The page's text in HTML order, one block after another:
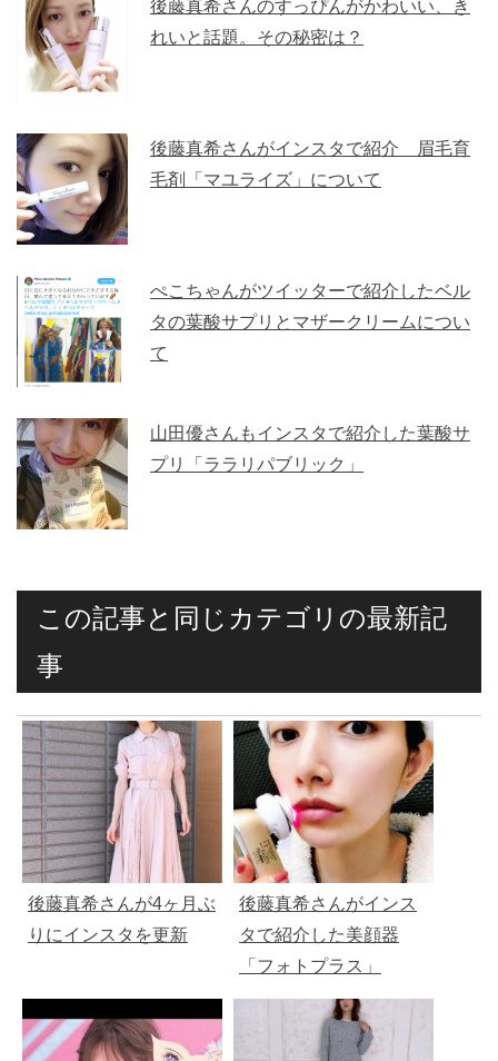
後藤真希さんのすっぴんがかわいい、き
れいと話題。その秘密は？
後藤真希さんがインスタで紹介 眉毛育
毛剤「マユライズ」について
ぺこちゃんがツイッターで紹介したベル
タの葉酸サプリとマザークリームについ
て
山田優さんもインスタで紹介した葉酸サ
プリ「ララリパブリック」
この記事と同じカテゴリの最新記
事
後藤真希さんが4ヶ月ぶ
りにインスタを更新
後藤真希さんがインス
タで紹介した美顔器
「フォトプラス」